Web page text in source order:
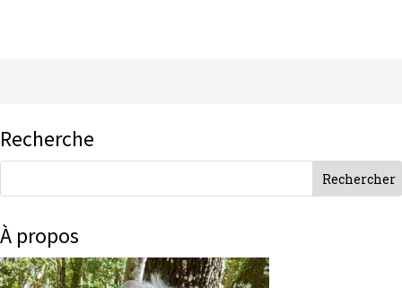
Recherche
À propos